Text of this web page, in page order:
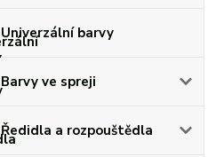
Univerzální barvy
Barvy ve spreji
Ředidla a rozpouštědla